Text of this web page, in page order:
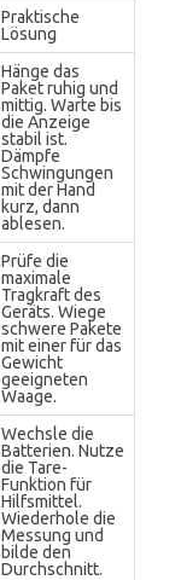
Praktische
Lösung
Hänge das
Paket ruhig und
mittig. Warte bis
die Anzeige
stabil ist.
Dämpfe
Schwingungen
mit der Hand
kurz, dann
ablesen.
Prüfe die
maximale
Tragkraft des
Geräts. Wiege
schwere Pakete
mit einer für das
Gewicht
geeigneten
Waage.
Wechsle die
Batterien. Nutze
die Tare-
Funktion für
Hilfsmittel.
Wiederhole die
Messung und
bilde den
Durchschnitt.